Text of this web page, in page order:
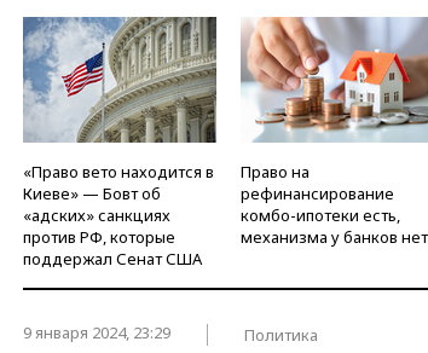
СТИЛЬ ТЕСТЫ
«Право вето находится в
Киеве» — Бовт об
«адских» санкциях
против РФ, которые
поддержал Сенат США
Право на
рефинансирование
комбо-ипотеки есть,
механизма у банков нет
9 января 2024, 23:29 Политика